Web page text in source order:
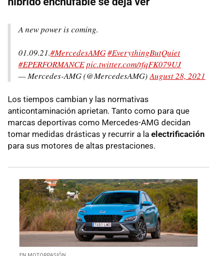
A new power is coming.
01.09.21.#MercedesAMG#EverythingButQuiet
#EPERFORMANCEpic.twitter.com/tfqFK079UJ
— Mercedes-AMG (@MercedesAMG)August 28, 2021
Los tiempos cambian y las normativas
anticontaminación aprietan. Tanto como para que
marcas deportivas como Mercedes-AMG decidan
tomar medidas drásticas y recurrir a la electrificación
para sus motores de altas prestaciones.